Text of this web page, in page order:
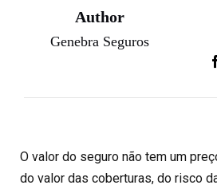
Author
Genebra Seguros
O valor do seguro não tem um
do valor das coberturas, do risco